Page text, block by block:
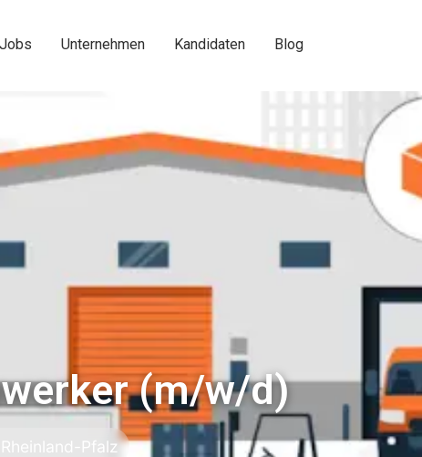
Jobs Unternehmen Kandidaten Blog
(m/w/d)
Pfalz